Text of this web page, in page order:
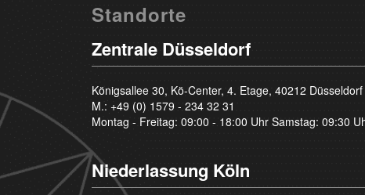
Standorte
Zentrale Düsseldorf
Königsallee 30, Kö-Center, 4. Etage, 40212 Düsseldorf
M.: +49 (0) 1579 - 234 32 31
Montag - Freitag: 09:00 - 18:00 Uhr Samstag: 09:30
Niederlassung Köln